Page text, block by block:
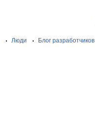
Люди Блог разработчиков